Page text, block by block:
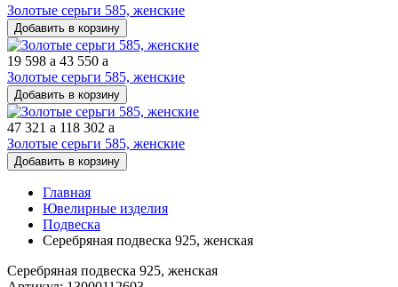
Золотые серьги 585, женские
Добавить в корзину
19 598 a 43 550 a
Золотые серьги 585, женские
Добавить в корзину
47 321 a 118 302 a
Золотые серьги 585, женские
Добавить в корзину
Главная
Ювелирные изделия
Подвеска
Серебряная подвеска 925, женская
Серебряная подвеска 925, женская